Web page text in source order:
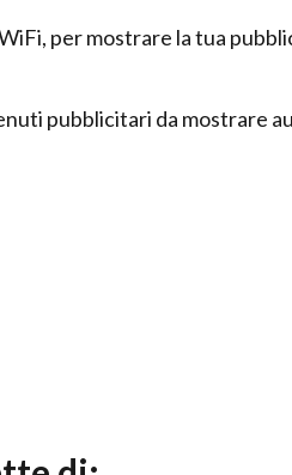
per mostrare la tua
pubblicitari da mostrare